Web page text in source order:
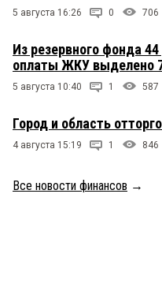
5 августа 16:26 0 706
Из резервного фонда
оплаты ЖКУ выделено
5 августа 10:40 1 587
Город и область
4 августа 15:19 1 846
Все новости финансов →